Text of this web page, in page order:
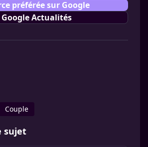
préférée sur Google
Google Actualités
Couple
sujet